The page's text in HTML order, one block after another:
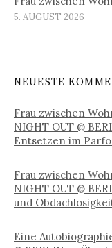
5. AUGUST 2026
NEUESTE
Frau zwischen
NIGHT OUT @
Entsetzen im
Frau zwischen
NIGHT OUT @
und
Eine